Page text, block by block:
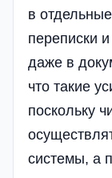
в
переписки
даже в
что такие
поскольку
системы, а